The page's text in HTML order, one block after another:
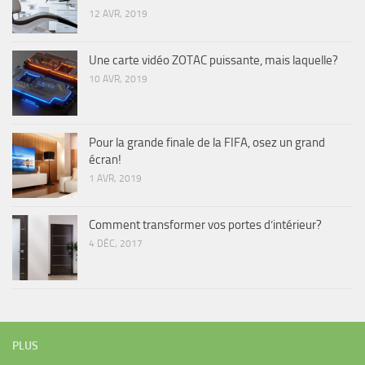
12 AVR, 2019
Une carte vidéo ZOTAC puissante, mais laquelle?
10 AVR, 2019
Pour la grande finale de la FIFA, osez un grand
écran!
1 AVR, 2019
Comment transformer vos portes d’intérieur?
4 DÉC, 2017
PLUS